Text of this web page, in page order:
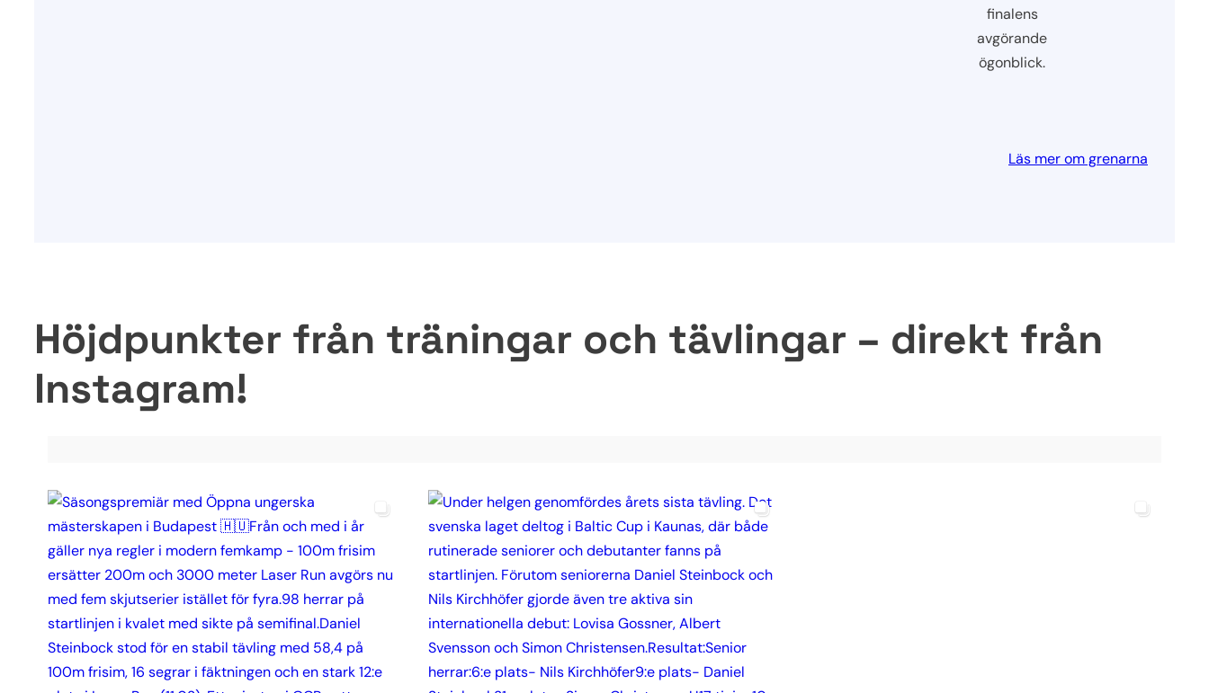
finalens
avgörande
ögonblick.
Läs mer om grenarna
Höjdpunkter från träningar och tävlingar – direkt från
Instagram!